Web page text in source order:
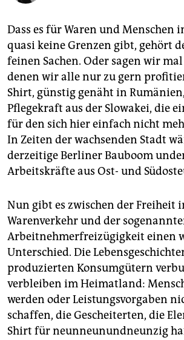
abo
genossenschaft
epaper login
Dass es für Waren und Menschen
quasi keine Grenzen gibt, gehört
feinen Sachen. Oder sagen wir
denen wir alle nur zu gern
Shirt, günstig genäht in
Pflegekraft aus der Slowakei, die
für den sich hier einfach nicht
In Zeiten der wachsenden Stadt
derzeitige Berliner Bauboom
Arbeitskräfte aus Ost- und
Nun gibt es zwischen der Freiheit
Warenverkehr und der
Arbeitnehmerfreizügigkeit einen
Unterschied. Die
produzierten Konsumgütern
verbleiben im Heimatland:
werden oder Leistungsvorgaben
schaffen, die Gescheiterten, die
Shirt für neunneunundneunzig